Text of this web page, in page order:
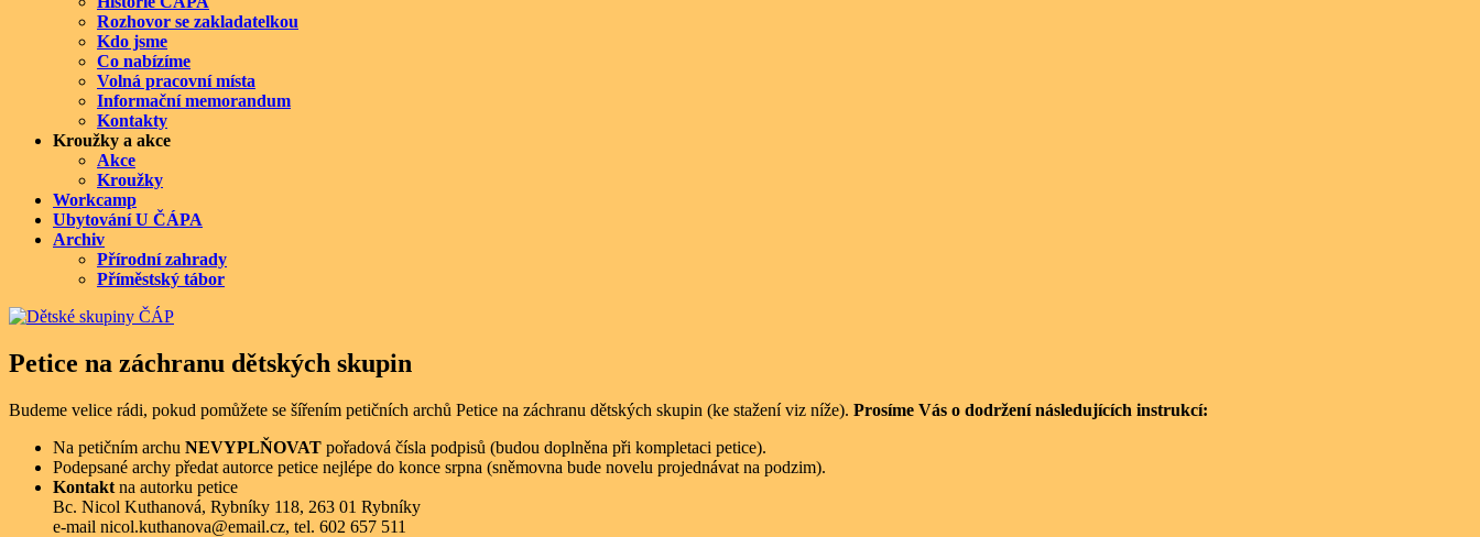
Rozhovor se zakladatelkou
Kdo jsme
Co nabízíme
Volná pracovní místa
Informační memorandum
Kontakty
Kroužky a akce
Akce
Kroužky
Workcamp
Ubytování U ČÁPA
Archiv
Přírodní zahrady
Příměstský tábor
Petice na záchranu dětských skupin
Budeme velice rádi, pokud pomůžete se šířením petičních archů Petice na záchranu dětských skupin (ke stažení viz níže). Prosíme Vás o dodržení následujících instrukcí:
Na petičním archu NEVYPLŇOVAT pořadová čísla podpisů (budou doplněna při kompletaci petice).
Podepsané archy předat autorce petice nejlépe do konce srpna (sněmovna bude novelu projednávat na podzim).
Kontakt na autorku petice
Bc. Nicol Kuthanová, Rybníky 118, 263 01 Rybníky
e-mail nicol.kuthanova@email.cz, tel. 602 657 511